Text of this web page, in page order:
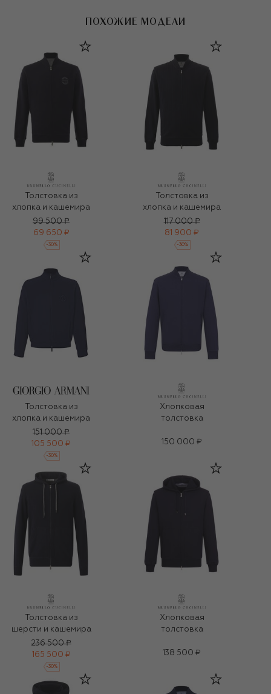
ПОХОЖИЕ МОДЕЛИ
Толстовка из
хлопка и кашемира
99 500 ₽
69 650 ₽
-30%
Толстовка из
хлопка и кашемира
117 000 ₽
81 900 ₽
-30%
Толстовка из
хлопка и кашемира
151 000 ₽
105 500 ₽
-30%
Хлопковая
толстовка
150 000 ₽
Толстовка из
шерсти и кашемира
236 500 ₽
165 500 ₽
-30%
Хлопковая
толстовка
138 500 ₽